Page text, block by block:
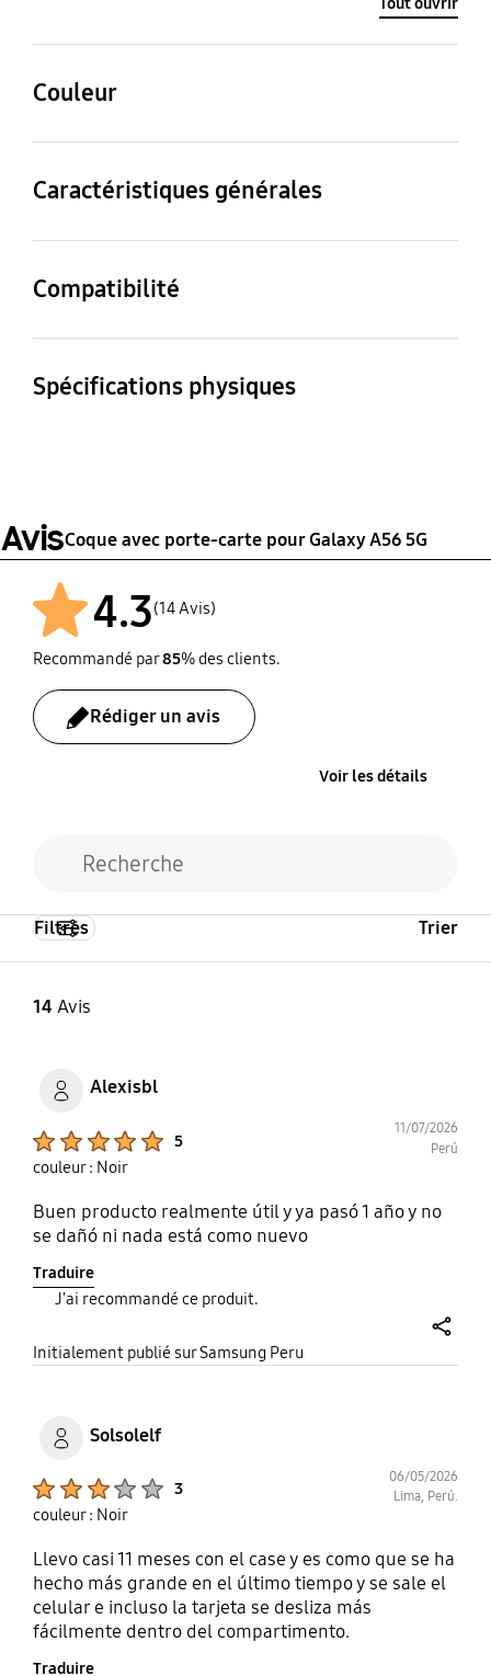
Couleur
Noir
Caractéristiques générales
Contenu du coffret
Coque arrière avec
porte-carte, Reflet
Compatibilité
Modèles compatibles
Galaxy A56 5G
Spécifications physiques
AvisCoque avec porte-carte pour Galaxy A56 5G
4.3(14 Avis)
Recommandé par85% des clients.
Rédiger un avis
Voir les détails
14 Avis
Filtres Trier
Alexisbl
5
11/07/2026
Perú
couleur : Noir
Buen producto realmente útil y ya pasó 1 año y no
se dañó ni nada está como nuevo
Traduire
J'ai recommandé ce produit.
Initialement publié sur Samsung Peru
Solsolelf
3
06/05/2026
Lima, Perú.
couleur : Noir
Llevo casi 11 meses con el case y es como que se ha
hecho más grande en el último tiempo y se sale el
celular e incluso la tarjeta se desliza más
fácilmente dentro del compartimento.
Traduire